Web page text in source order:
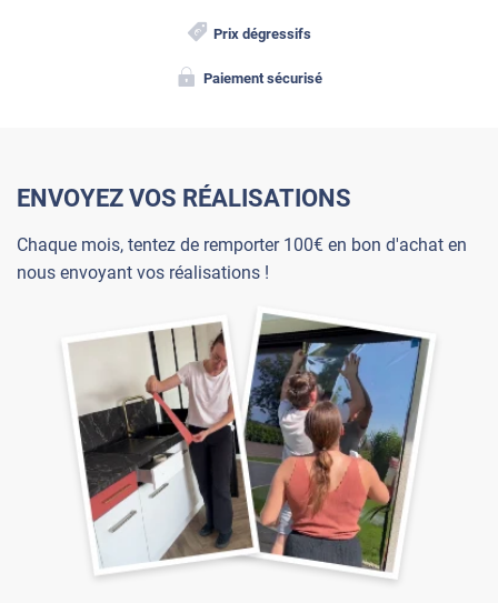
Prix dégressifs
Paiement sécurisé
ENVOYEZ VOS RÉALISATIONS
Chaque mois, tentez de remporter 100€ en bon d'achat en
nous envoyant vos réalisations !